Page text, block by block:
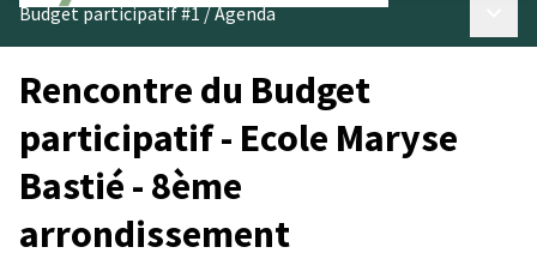
Budget participatif #1/Agenda
Rencontre du Budget
participatif - Ecole Maryse
Bastié - 8ème
arrondissement